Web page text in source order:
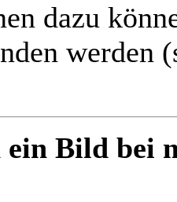
dazu
werden
Bild bei